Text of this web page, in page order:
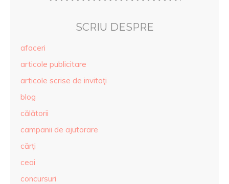
SCRIU DESPRE
afaceri
articole publicitare
articole scrise de invitaţi
blog
călătorii
campanii de ajutorare
cărţi
ceai
concursuri